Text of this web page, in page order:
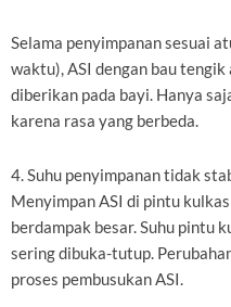
Selama penyimpanan sesuai
waktu), ASI dengan bau
diberikan pada bayi. Hanya
karena rasa yang berbeda.
4. Suhu penyimpanan tidak
Menyimpan ASI di pintu
berdampak besar. Suhu pintu
sering dibuka-tutup.
proses pembusukan ASI.